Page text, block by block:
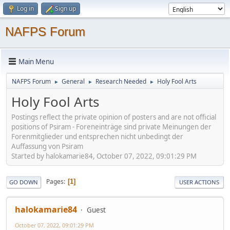
Log in Sign up
NAFPS Forum
Main Menu
NAFPS Forum ► General ► Research Needed ► Holy Fool Arts
Holy Fool Arts
Postings reflect the private opinion of posters and are not official
positions of Psiram - Foreneinträge sind private Meinungen der
Forenmitglieder und entsprechen nicht unbedingt der
Auffassung von Psiram
Started by halokamarie84, October 07, 2022, 09:01:29 PM
GO DOWN Pages 1 USER ACTIONS
halokamarie84 Guest
October 07, 2022, 09:01:29 PM